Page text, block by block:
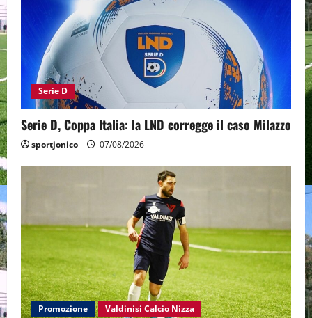
Serie D
Serie D, Coppa Italia: la LND corregge il caso Milazzo
sportjonico 07/08/2026
Promozione Valdinisi Calcio Nizza